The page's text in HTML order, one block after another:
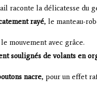
raconte la délicatesse du
rayé, le manteau-
mouvement avec grâce.
soulignés de volants en
nacre, pour un effet